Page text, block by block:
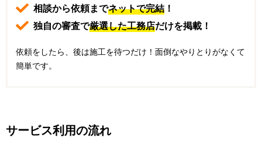
相談から依頼までネットで完結 ！
独自の審査で厳選した工務店だけを掲載！
依頼をしたら、後は施工を待つだけ！面倒なやりとりがなくて
簡単です。
サービス利用の流れ